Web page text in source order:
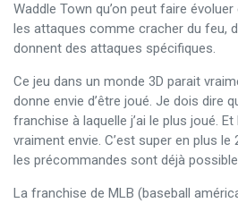
Waddle Town qu’on peut faire
les attaques comme cracher du feu,
donnent des attaques spécifiques.
Ce jeu dans un monde 3D parait
donne envie d’être joué. Je dois dire
franchise à laquelle j’ai le plus joué.
vraiment envie. C’est super en plus
les précommandes sont déjà
La franchise de MLB (baseball